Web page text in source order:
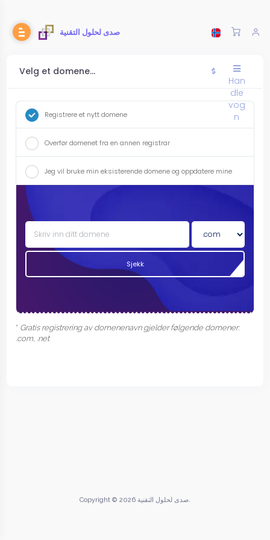
صدى لحلول التقنية
Velg et domene...
Han
dle
vog
n
Registrere et nytt domene
Overfør domenet fra en annen registrar
Jeg vil bruke min eksisterende domene og oppdatere mine
navneservere
Sjekk
* Gratis registrering av domenenavn gjelder følgende domener:
.com, .net
Copyright © 2026 صدى لحلول التقنية.